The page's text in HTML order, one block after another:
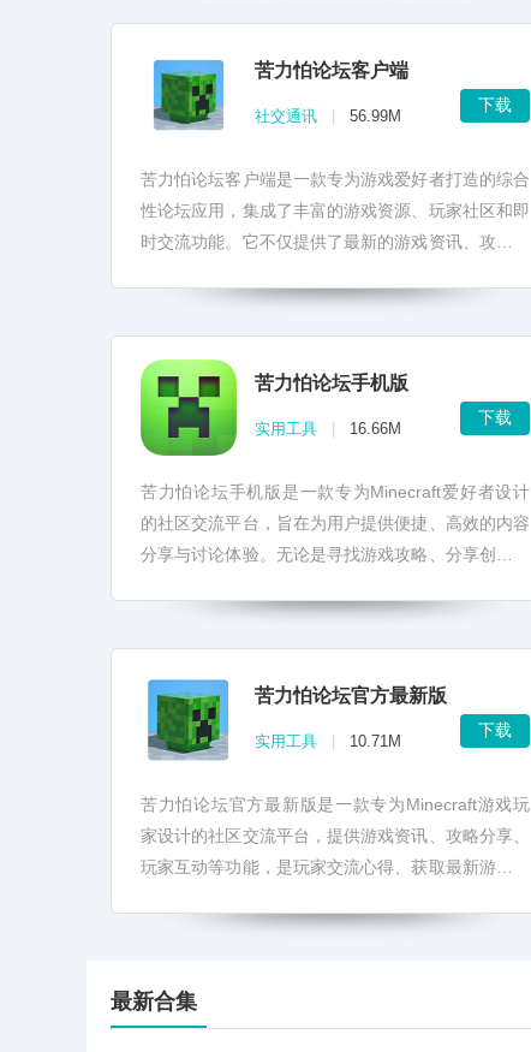
苦力怕论坛客户端
社交通讯 56.99M
下载
苦力怕论坛客户端是一款专为游戏爱好者打造的综合
性论坛应用，集成了丰富的游戏资源、玩家社区和即
时交流功能。它不仅提供了最新的游戏资讯、攻略技
游戏内的帮助和分...
苦力怕论坛手机版
实用工具 16.66M
下载
苦力怕论坛手机版是一款专为Minecraft爱好者设计
的社区交流平台，旨在为用户提供便捷、高效的内容
分享与讨论体验。无论是寻找游戏攻略、分享创意作
苦力怕论坛官方最新版
实用工具 10.71M
下载
苦力怕论坛官方最新版是一款专为Minecraft游戏玩
家设计的社区交流平台，提供游戏资讯、攻略分享、
玩家互动等功能，是玩家交流心得、获取最新游戏动
最新合集